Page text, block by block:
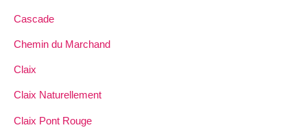
Cascade
Chemin du Marchand
Claix
Claix Naturellement
Claix Pont Rouge